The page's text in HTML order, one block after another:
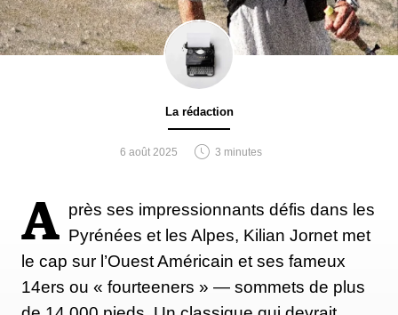
La rédaction
6 août 2025 3 minutes
A près ses impressionnants défis dans les
Pyrénées et les Alpes, Kilian Jornet met
le cap sur l’Ouest Américain et ses fameux
14ers ou « fourteeners » — sommets de plus